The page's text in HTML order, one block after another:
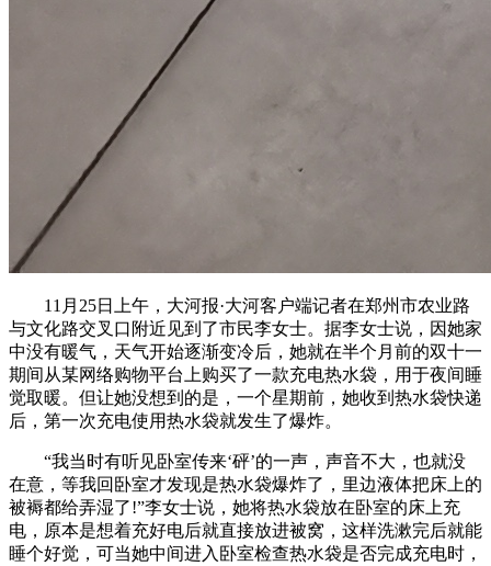
11月25日上午，大河报·大河客户端记者在郑州市农业路
与文化路交叉口附近见到了市民李女士。据李女士说，因她家
中没有暖气，天气开始逐渐变冷后，她就在半个月前的双十一
期间从某网络购物平台上购买了一款充电热水袋，用于夜间睡
觉取暖。但让她没想到的是，一个星期前，她收到热水袋快递
后，第一次充电使用热水袋就发生了爆炸。
“我当时有听见卧室传来‘砰’的一声，声音不大，也就没
在意，等我回卧室才发现是热水袋爆炸了，里边液体把床上的
被褥都给弄湿了!”李女士说，她将热水袋放在卧室的床上充
电，原本是想着充好电后就直接放进被窝，这样洗漱完后就能
睡个好觉，可当她中间进入卧室检查热水袋是否完成充电时，